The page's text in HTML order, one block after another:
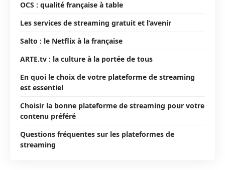
OCS : qualité française à table
Les services de streaming gratuit et l’avenir
Salto : le Netflix à la française
ARTE.tv : la culture à la portée de tous
En quoi le choix de votre plateforme de streaming
est essentiel
Choisir la bonne plateforme de streaming pour votre
contenu préféré
Questions fréquentes sur les plateformes de
streaming